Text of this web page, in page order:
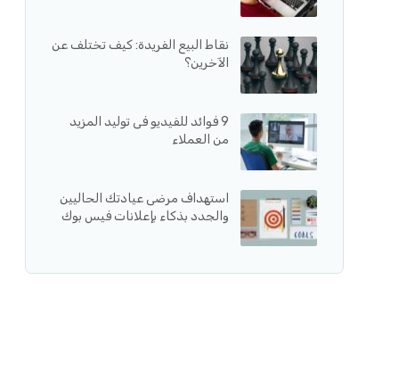
نقاط البيع الفريدة: كيف تختلف عن
الآخرين؟
9 فوائد للفيديو فى توليد المزيد
من العملاء
استهداف مرضى عيادتك الحاليين
والجدد بذكاء بإعلانات فيس بوك